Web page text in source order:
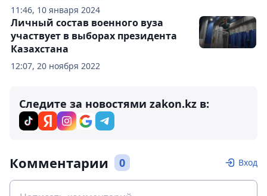
11:46, 10 января 2024
12:07, 20 ноября 2022
Личный состав военного вуза
участвует в выборах президента
Казахстана
Следите за новостями zakon.kz в:
Комментарии 0 Вход